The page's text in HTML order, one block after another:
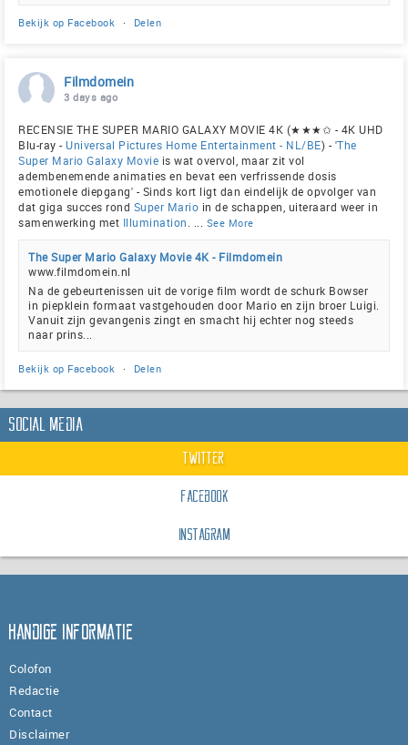
Bekijk op Facebook · Delen
Filmdomein
3 days ago
RECENSIE THE SUPER MARIO GALAXY MOVIE 4K (★★★✩ - 4K UHD
Blu-ray - Universal Pictures Home Entertainment - NL/BE) - 'The
Super Mario Galaxy Movie is wat overvol, maar zit vol
adembenemende animaties en bevat een verfrissende dosis
emotionele diepgang' - Sinds kort ligt dan eindelijk de opvolger van
dat giga succes rond Super Mario in de schappen, uiteraard weer in
samenwerking met Illumination See More
The Super Mario Galaxy Movie 4K - Filmdomein
www.filmdomein.nl
Na de gebeurtenissen uit de vorige film wordt de schurk Bowser
in piepklein formaat vastgehouden door Mario en zijn broer Luigi.
Vanuit zijn gevangenis zingt en smacht hij echter nog steeds
naar prins...
Bekijk op Facebook · Delen
Social Media
Twitter
Facebook
Instagram
Handige informatie
Colofon
Redactie
Contact
Disclaimer